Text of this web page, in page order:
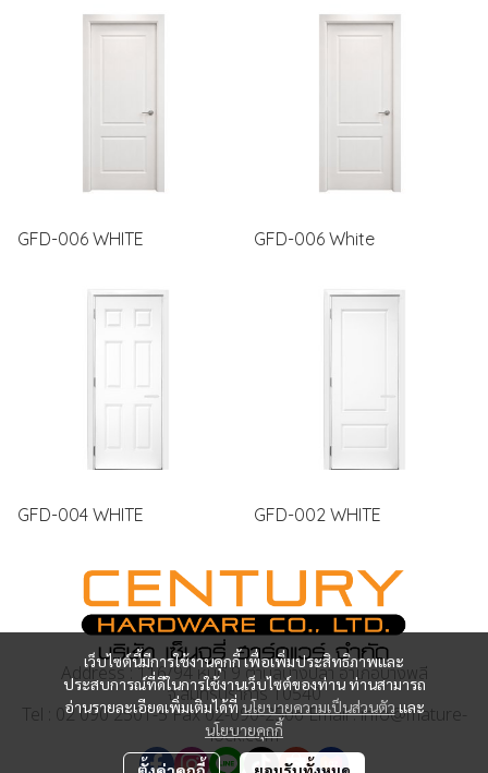
GFD-006 WHITE GFD-006 White
GFD-004 WHITE GFD-002 WHITE
เว็บไซต์นี้มีการใช้งานคุกกี้ เพื่อเพิ่มประสิทธิภาพและ
ประสบการณ์ที่ดีในการใช้งานเว็บไซต์ของท่าน ท่านสามารถ
อ่านรายละเอียดเพิ่มเติมได้ที่นโยบายความเป็นส่วนตัว และ
นโยบายคุกกี้
Address : 116/94 หมู่ที่ 9 ตำบลบางปลา อำเภอบางพลี
จ.สมุทรปราการ 10540
Tel : 02 090 2501-5 Fax 02-090-2506 Email : info@mature-
lock.com